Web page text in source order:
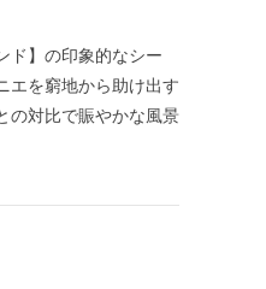
ド】の印象的なシー
エを窮地から助け出す
の対比で賑やかな風景